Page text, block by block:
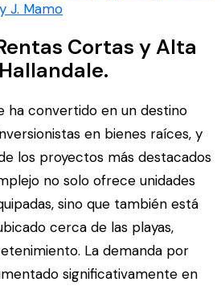
J. Mamo
Cortas y Alta
ha convertido en un destino
en bienes raíces, y
los proyectos más destacados
no solo ofrece unidades
sino que también está
cerca de las playas,
La demanda por
significativamente en